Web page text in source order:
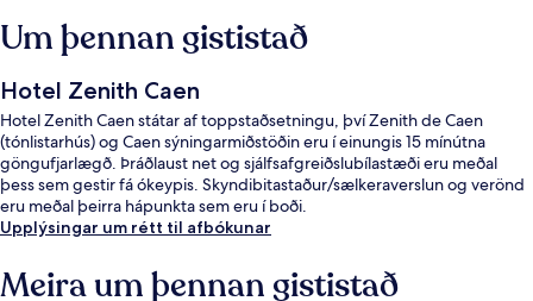
Um þennan gististað
Hotel Zenith Caen
Hotel Zenith Caen státar af toppstaðsetningu, því Zenith de Caen
(tónlistarhús) og Caen sýningarmiðstöðin eru í einungis 15 mínútna
göngufjarlægð. Þráðlaust net og sjálfsafgreiðslubílastæði eru meðal
þess sem gestir fá ókeypis. Skyndibitastaður/sælkeraverslun og verönd
eru meðal þeirra hápunkta sem eru í boði.
Upplýsingar um rétt til afbókunar
Meira um þennan gististað